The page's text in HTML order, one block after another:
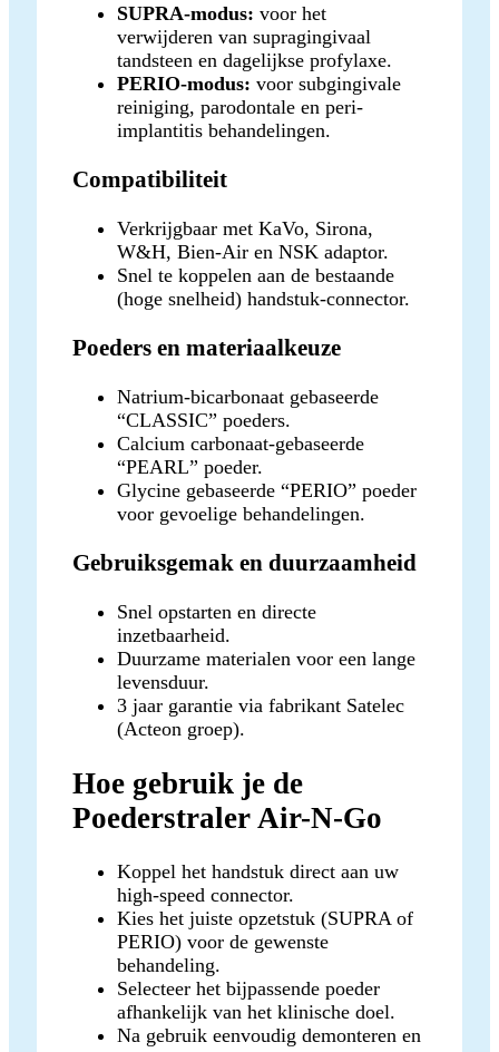
SUPRA-modus: voor het
verwijderen van supragingivaal
tandsteen en dagelijkse profylaxe.
PERIO-modus: voor subgingivale
reiniging, parodontale en peri-
implantitis behandelingen.
Compatibiliteit
Verkrijgbaar met KaVo, Sirona,
W&H, Bien-Air en NSK adaptor.
Snel te koppelen aan de bestaande
(hoge snelheid) handstuk-connector.
Poeders en materiaalkeuze
Natrium-bicarbonaat gebaseerde
“CLASSIC” poeders.
Calcium carbonaat-gebaseerde
“PEARL” poeder.
Glycine gebaseerde “PERIO” poeder
voor gevoelige behandelingen.
Gebruiksgemak en duurzaamheid
Snel opstarten en directe
inzetbaarheid.
Duurzame materialen voor een lange
levensduur.
3 jaar garantie via fabrikant Satelec
(Acteon groep).
Hoe gebruik je de
Poederstraler Air-N-Go
Koppel het handstuk direct aan uw
high-speed connector.
Kies het juiste opzetstuk (SUPRA of
PERIO) voor de gewenste
behandeling.
Selecteer het bijpassende poeder
afhankelijk van het klinische doel.
Na gebruik eenvoudig demonteren en